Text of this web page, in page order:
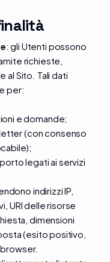
: gli Utenti possono
richieste,
al Sito. Tali dati
per:
e domande;
(con consenso
legati ai servizi
indirizzi IP,
URI delle risorse
dimensioni
(esito positivo,